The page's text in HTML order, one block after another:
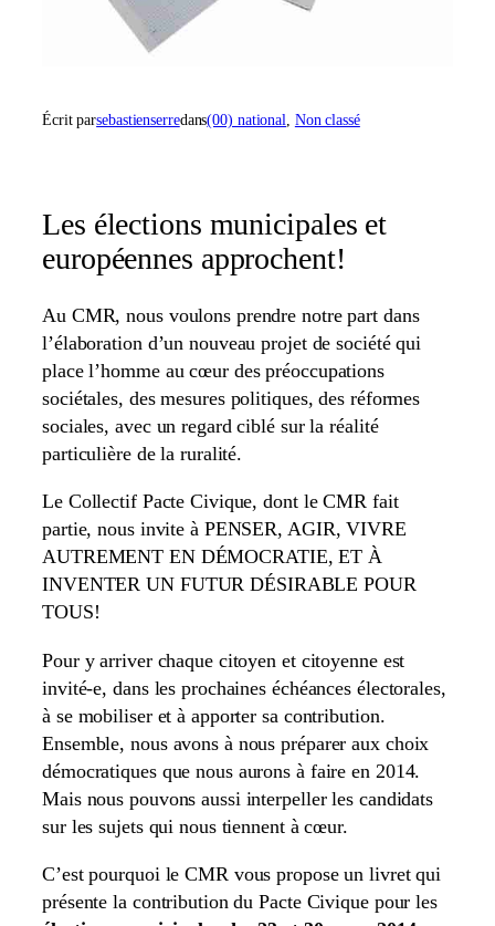
Écrit parsebastienserredans(00) national, Non classé
Les élections municipales et
européennes approchent!
Au CMR, nous voulons prendre notre part dans
l’élaboration d’un nouveau projet de société qui
place l’homme au cœur des préoccupations
sociétales, des mesures politiques, des réformes
sociales, avec un regard ciblé sur la réalité
particulière de la ruralité.
Le Collectif Pacte Civique, dont le CMR fait
partie, nous invite à PENSER, AGIR, VIVRE
AUTREMENT EN DÉMOCRATIE, ET À
INVENTER UN FUTUR DÉSIRABLE POUR
TOUS!
Pour y arriver chaque citoyen et citoyenne est
invité-e, dans les prochaines échéances électorales,
à se mobiliser et à apporter sa contribution.
Ensemble, nous avons à nous préparer aux choix
démocratiques que nous aurons à faire en 2014.
Mais nous pouvons aussi interpeller les candidats
sur les sujets qui nous tiennent à cœur.
C’est pourquoi le CMR vous propose un livret qui
présente la contribution du Pacte Civique pour les